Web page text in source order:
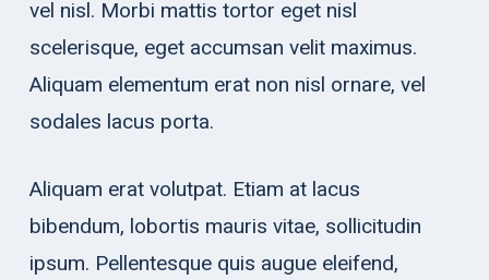
vel nisl. Morbi mattis tortor eget nisl
scelerisque, eget accumsan velit maximus.
Aliquam elementum erat non nisl ornare, vel
sodales lacus porta.
Aliquam erat volutpat. Etiam at lacus
bibendum, lobortis mauris vitae, sollicitudin
ipsum. Pellentesque quis augue eleifend,